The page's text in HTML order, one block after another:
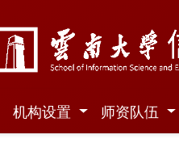
机构设置 师资队伍